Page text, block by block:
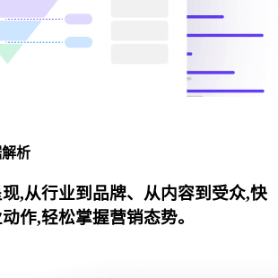
析
,从行业到品牌、从内容到受众,快
作,轻松掌握营销态势。